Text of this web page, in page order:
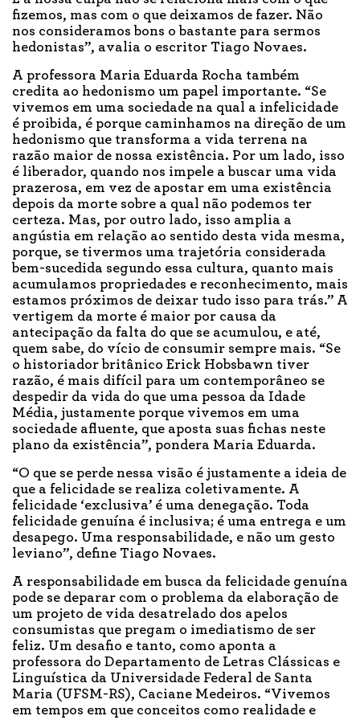
fizemos, mas com o que deixamos de fazer. Não
nos consideramos bons o bastante para sermos
hedonistas”, avalia o escritor Tiago Novaes.
A professora Maria Eduarda Rocha também
credita ao hedonismo um papel importante. “Se
vivemos em uma sociedade na qual a infelicidade
é proibida, é porque caminhamos na direção de um
hedonismo que transforma a vida terrena na
razão maior de nossa existência. Por um lado, isso
é liberador, quando nos impele a buscar uma vida
prazerosa, em vez de apostar em uma existência
depois da morte sobre a qual não podemos ter
certeza. Mas, por outro lado, isso amplia a
angústia em relação ao sentido desta vida mesma,
porque, se tivermos uma trajetória considerada
bem-sucedida segundo essa cultura, quanto mais
acumulamos propriedades e reconhecimento, mais
estamos próximos de deixar tudo isso para trás.” A
vertigem da morte é maior por causa da
antecipação da falta do que se acumulou, e até,
quem sabe, do vício de consumir sempre mais. “Se
o historiador britânico Erick Hobsbawn tiver
razão, é mais difícil para um contemporâneo se
despedir da vida do que uma pessoa da Idade
Média, justamente porque vivemos em uma
sociedade afluente, que aposta suas fichas neste
plano da existência”, pondera Maria Eduarda.
“O que se perde nessa visão é justamente a ideia de
que a felicidade se realiza coletivamente. A
felicidade ‘exclusiva’ é uma denegação. Toda
felicidade genuína é inclusiva; é uma entrega e um
desapego. Uma responsabilidade, e não um gesto
leviano”, define Tiago Novaes.
A responsabilidade em busca da felicidade genuína
pode se deparar com o problema da elaboração de
um projeto de vida desatrelado dos apelos
consumistas que pregam o imediatismo de ser
feliz. Um desafio e tanto, como aponta a
professora do Departamento de Letras Clássicas e
Linguística da Universidade Federal de Santa
Maria (UFSM-RS), Caciane Medeiros. “Vivemos
em tempos em que conceitos como realidade e